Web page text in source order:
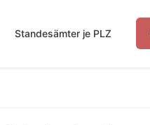
Standesämter je PLZ